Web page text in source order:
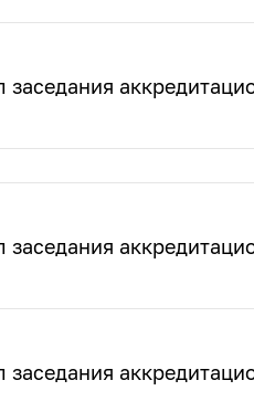
заседания
заседания
заседания